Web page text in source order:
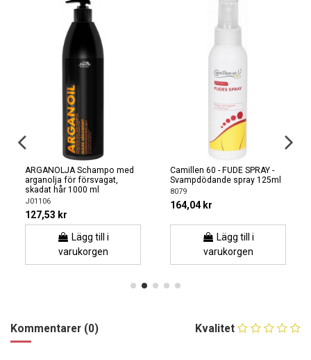
ARGANOLJA Schampo med
arganolja för försvagat,
skadat hår 1000 ml
J01106
127,53 kr
Lägg till i
varukorgen
Camillen 60 - FUDE SPRAY -
Svampdödande spray 125ml
8079
164,04 kr
Lägg till i
varukorgen
Kvalitet
Kommentarer (0)